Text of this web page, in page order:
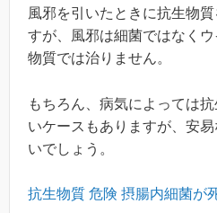
風邪を引いたときに抗生物
すが、風邪は細菌ではなく
物質では治りません。
もちろん、病気によっては
いケースもありますが、安
いでしょう。
抗生物質 危険 摂腸内細菌が